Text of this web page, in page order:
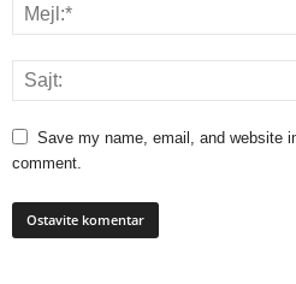
Save my name, email, and website
comment.